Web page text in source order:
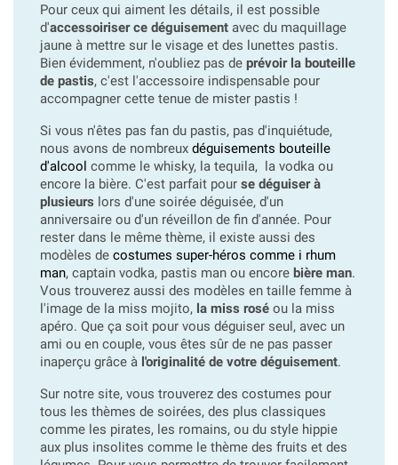
Pour ceux qui aiment les détails, il est possible
d'accessoiriser ce déguisement avec du maquillage
jaune à mettre sur le visage et des lunettes pastis.
Bien évidemment, n'oubliez pas de prévoir la bouteille
de pastis, c'est l'accessoire indispensable pour
accompagner cette tenue de mister pastis !
Si vous n'êtes pas fan du pastis, pas d'inquiétude,
nous avons de nombreux déguisements bouteille
d'alcool comme le whisky, la tequila, la vodka ou
encore la bière. C'est parfait pour se déguiser à
plusieurs lors d'une soirée déguisée, d'un
anniversaire ou d'un réveillon de fin d'année. Pour
rester dans le même thème, il existe aussi des
modèles de costumes super-héros comme i rhum
man, captain vodka, pastis man ou encore bière man.
Vous trouverez aussi des modèles en taille femme à
l'image de la miss mojito, la miss rosé ou la miss
apéro. Que ça soit pour vous déguiser seul, avec un
ami ou en couple, vous êtes sûr de ne pas passer
inaperçu grâce à l'originalité de votre déguisement.
Sur notre site, vous trouverez des costumes pour
tous les thèmes de soirées, des plus classiques
comme les pirates, les romains, ou du style hippie
aux plus insolites comme le thème des fruits et des